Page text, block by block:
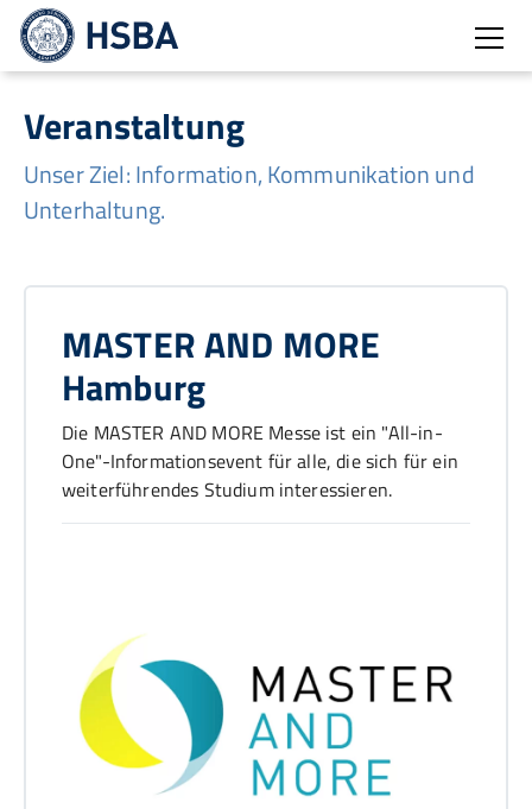
Veranstaltung
Unser Ziel: Information, Kommunikation und
Unterhaltung.
MASTER AND MORE
Hamburg
Die MASTER AND MORE Messe ist ein "All-in-
One"-Informationsevent für alle, die sich für ein
weiterführendes Studium interessieren.